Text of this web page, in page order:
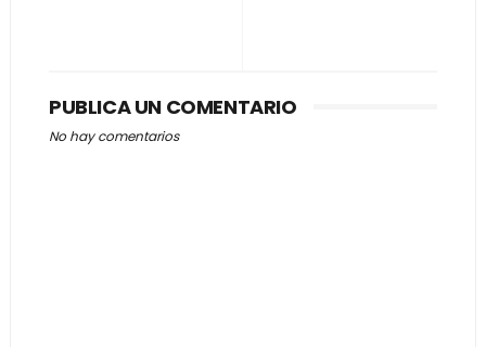
PUBLICA UN COMENTARIO
No hay comentarios